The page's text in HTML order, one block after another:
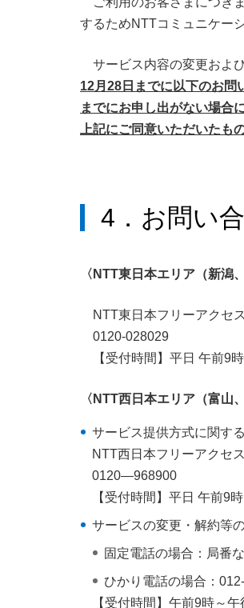
するためNTTコミュニケー
サービス内容の変更およ
12月28日までに以下のお問
までにお申し出がない場合
上記にご同意いただいたも
4．お問い
〈NTT東日本エリア（新潟
NTT東日本フリーアクセ
0120-028029
【受付時間】平日 午前9
〈NTT西日本エリア（富山
サービス提供方式に関す
NTT西日本フリーアクセ
0120―968900
【受付時間】平日 午前9
サービスの変更・解約等
固定電話の場合：局番
ひかり電話の場合：
【受付時間】午前9時～